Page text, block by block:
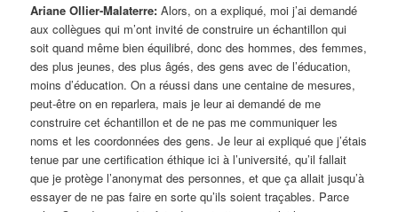
Ariane Ollier-Malaterre:Alors, on a expliqué, moi j’ai demandé
aux collègues qui m’ont invité de construire un échantillon qui
soit quand même bien équilibré, donc des hommes, des femmes,
des plus jeunes, des plus âgés, des gens avec de l’éducation,
moins d’éducation. On a réussi dans une centaine de mesures,
peut-être on en reparlera, mais je leur ai demandé de me
construire cet échantillon et de ne pas me communiquer les
noms et les coordonnées des gens. Je leur ai expliqué que j’étais
tenue par une certification éthique ici à l’université, qu’il fallait
que je protège l’anonymat des personnes, et que ça allait jusqu’à
essayer de ne pas faire en sorte qu’ils soient traçables. Parce